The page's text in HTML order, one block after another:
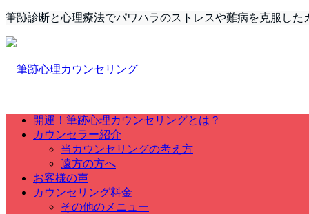
筆跡診断と心理療法でパワハラのストレスや難病を克服した
開運！筆跡心理カウンセリングとは？
カウンセラー紹介
当カウンセリングの考え方
遠方の方へ
お客様の声
カウンセリング料金
その他のメニュー